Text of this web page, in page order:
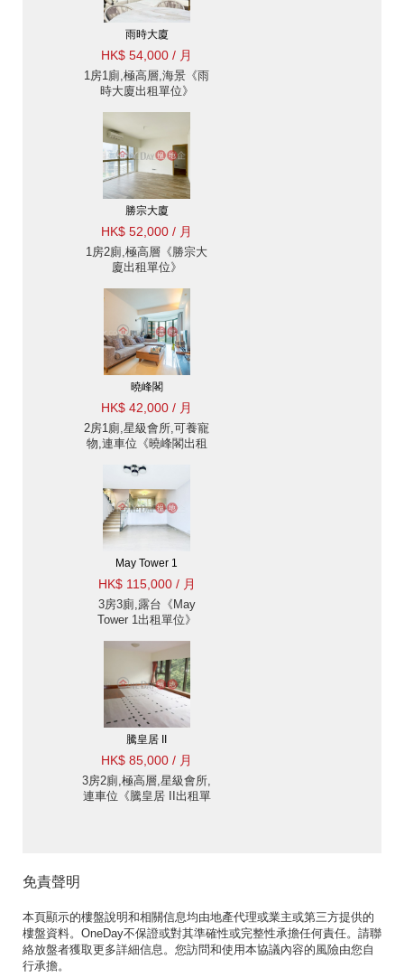
雨時大廈
HK$ 54,000 / 月
1房1廁,極高層,海景《雨
時大廈出租單位》
勝宗大廈
HK$ 52,000 / 月
1房2廁,極高層《勝宗大
廈出租單位》
曉峰閣
HK$ 42,000 / 月
2房1廁,星級會所,可養寵
物,連車位《曉峰閣出租
May Tower 1
HK$ 115,000 / 月
3房3廁,露台《May
Tower 1出租單位》
騰皇居 II
HK$ 85,000 / 月
3房2廁,極高層,星級會所,
連車位《騰皇居 II出租單
免責聲明
本頁顯示的樓盤說明和相關信息均由地產代理或業主或第三方提供的
樓盤資料。OneDay不保證或對其準確性或完整性承擔任何責任。請聯
絡放盤者獲取更多詳細信息。您訪問和使用本協議內容的風險由您自
行承擔。